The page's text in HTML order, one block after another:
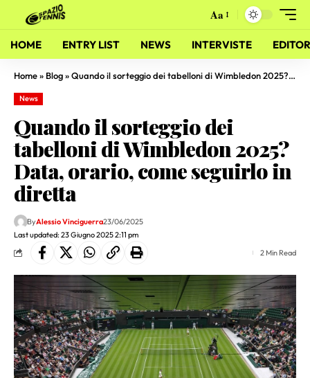
Aa
HOME ENTRY LIST NEWS INTERVISTE
Home» Blog»Quando il sorteggio dei tabelloni di Wimbledon 2025? Data, orario, come seguirlo in diretta
News
Quando il sorteggio dei
tabelloni di Wimbledon 2025?
Data, orario, come seguirlo in
diretta
Last updated: 23 Giugno 2025 2:11 pm
ByAlessio Vinciguerra23/06/2025
2 Min Read